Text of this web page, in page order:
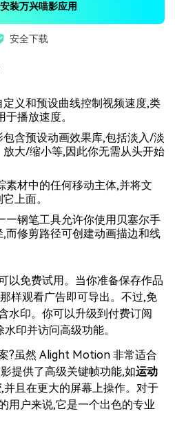
装万兴喵影应用
安全下载
义和预设曲线控制视频速度,类
播放速度。
含预设动画效果库,包括淡入/淡
大/缩小等,因此你无需从头开始
材中的任何移动主体,并将文
上面。
钢笔工具允许你使用贝塞尔手
而修剪路径可创建动画描边和线
以免费试用。当你准备保存作品
样观看广告即可导出。不过,免
水印。你可以升级到付费订阅
印并访问高级功能。
?虽然 Alight Motion 非常适合
提供了高级关键帧功能,如运动
,并且在更大的屏幕上操作。对于
用户来说,它是一个出色的专业